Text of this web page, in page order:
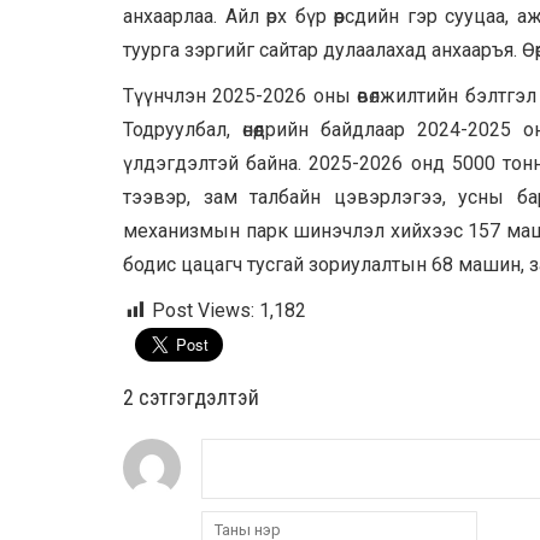
анхаарлаа. Айл өрх бүр өөрсдийн гэр
туурга зэргийг сайтар дулаалахад анхааръя.
Түүнчлэн 2025-2026 оны өвөлжилтийн
Тодруулбал, өнөөдрийн байдлаар 2024-
үлдэгдэлтэй байна. 2025-2026 онд 5000
тээвэр, зам талбайн цэвэрлэгээ, усны
механизмын парк шинэчлэл хийхээс 157
бодис цацагч тусгай зориулалтын 68 машин,
Post Views: 1,182
2 cэтгэгдэлтэй